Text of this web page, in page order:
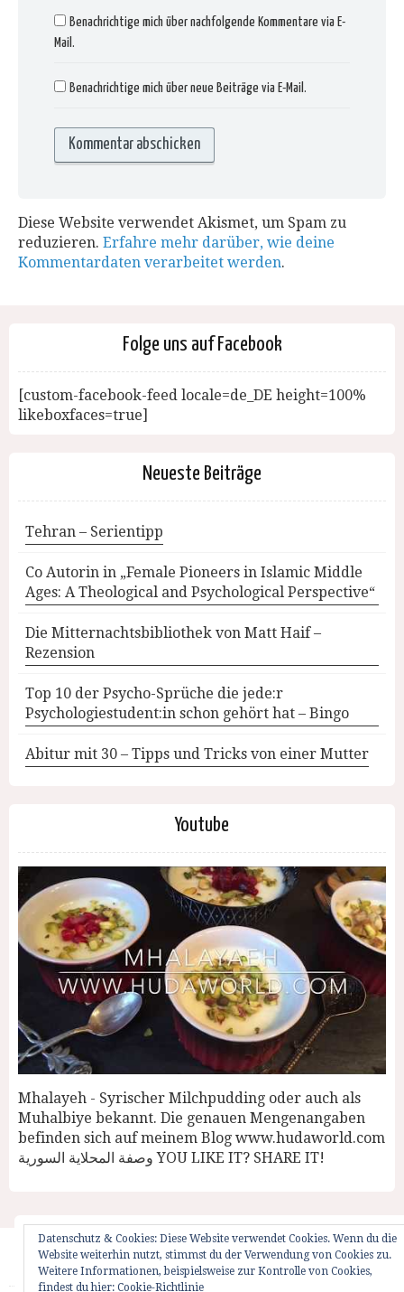
Benachrichtige mich über nachfolgende Kommentare via E-
Mail.
Benachrichtige mich über neue Beiträge via E-Mail.
Diese Website verwendet Akismet, um Spam zu
reduzieren. Erfahre mehr darüber, wie deine
Kommentardaten verarbeitet werden.
Folge uns auf Facebook
[custom-facebook-feed locale=de_DE height=100%
likeboxfaces=true]
Neueste Beiträge
Tehran – Serientipp
Co Autorin in „Female Pioneers in Islamic Middle
Ages: A Theological and Psychological Perspective“
Die Mitternachtsbibliothek von Matt Haif –
Rezension
Top 10 der Psycho-Sprüche die jede:r
Psychologiestudent:in schon gehört hat – Bingo
Abitur mit 30 – Tipps und Tricks von einer Mutter
Youtube
Mhalayeh - Syrischer Milchpudding oder auch als
Muhalbiye bekannt. Die genauen Mengenangaben
befinden sich auf meinem Blog www.hudaworld.com
وصفة المحلاية السورية YOU LIKE IT? SHARE IT!
Datenschutz & Cookies: Diese Website verwendet Cookies. Wenn du die
Website weiterhin nutzt, stimmst du der Verwendung von Cookies zu.
Weitere Informationen, beispielsweise zur Kontrolle von Cookies,
findest du hier: Cookie-Richtlinie
Startseite Impressum Weglot Switcher